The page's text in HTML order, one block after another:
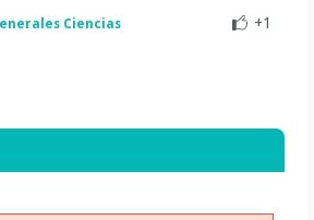
+1
Ciencias